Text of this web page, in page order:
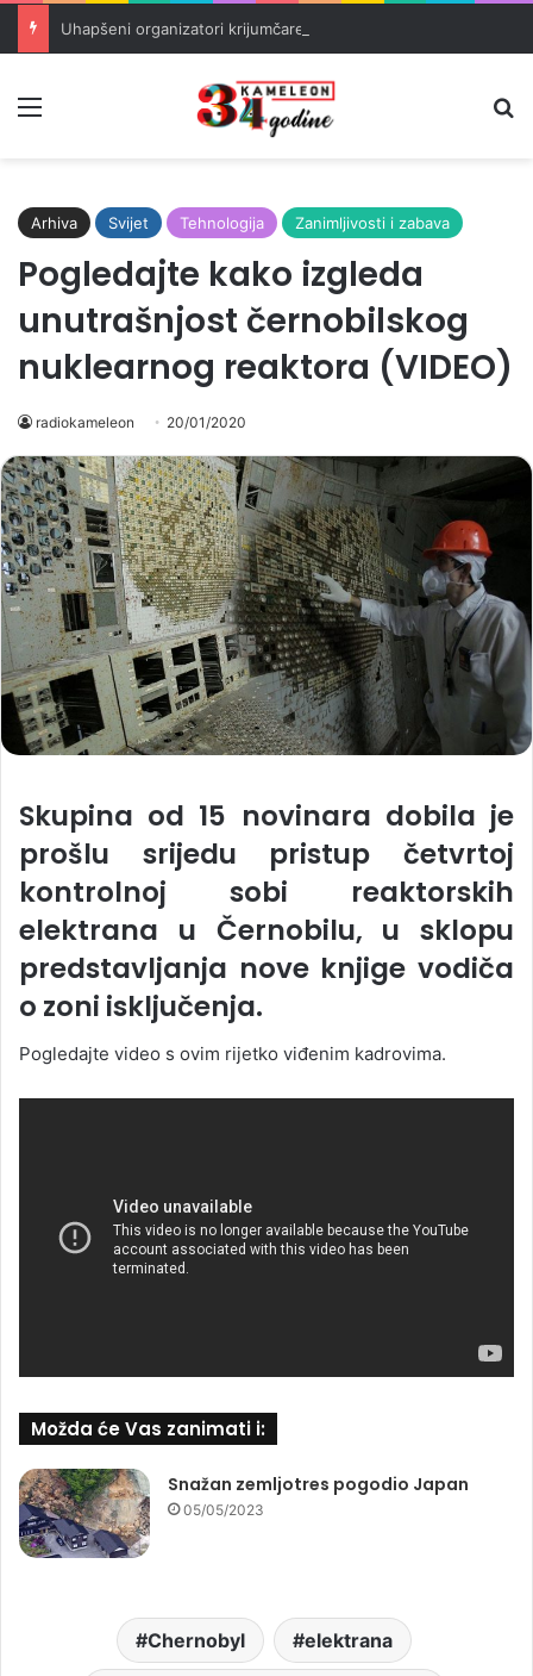
Arhiva Svijet Tehnologija Zanimljivosti i zabava
Pogledajte kako izgleda
unutrašnjost černobilskog
nuklearnog reaktora (VIDEO)
radiokameleon 20/01/2020
Skupina od 15 novinara dobila je
prošlu srijedu pristup četvrtoj
kontrolnoj sobi reaktorskih
elektrana u Černobilu, u sklopu
predstavljanja nove knjige vodiča
o zoni isključenja.
Pogledajte video s ovim rijetko viđenim kadrovima.
Možda će Vas zanimati i:
Snažan zemljotres pogodio Japan
05/05/2023
Chernobyl elektrana